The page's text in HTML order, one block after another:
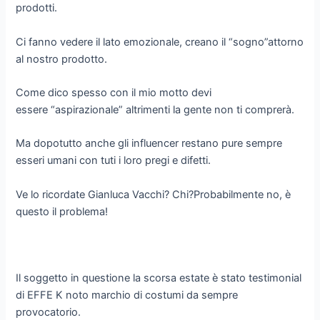
prodotti.
Ci fanno vedere il lato emozionale, creano il “sogno”attorno
al nostro prodotto.
Come dico spesso con il mio motto devi
essere “aspirazionale” altrimenti la gente non ti comprerà.
Ma dopotutto anche gli influencer restano pure sempre
esseri umani con tuti i loro pregi e difetti.
Ve lo ricordate Gianluca Vacchi? Chi?Probabilmente no, è
questo il problema!
Il soggetto in questione la scorsa estate è stato testimonial
di EFFE K noto marchio di costumi da sempre
provocatorio.